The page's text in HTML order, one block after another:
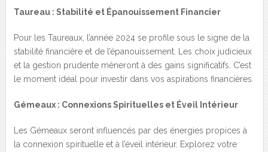
Taureau : Stabilité et Épanouissement Financier
Pour les Taureaux, l’année 2024 se profile sous le signe de la
stabilité financière et de l’épanouissement. Les choix judicieux
et la gestion prudente mèneront à des gains significatifs. C’est
le moment idéal pour investir dans vos aspirations financières.
Gémeaux : Connexions Spirituelles et Éveil Intérieur
Les Gémeaux seront influencés par des énergies propices à
la connexion spirituelle et à l’éveil intérieur. Explorez votre